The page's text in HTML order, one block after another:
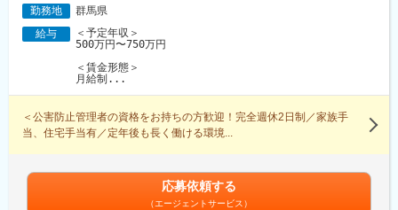
勤務地
群馬県
給与
＜予定年収＞
500万円〜750万円
＜賃金形態＞
月給制...
＜公害防止管理者の資格をお持ちの方歓迎！完全週休2日制／家族手
当、住宅手当有／定年後も長く働ける環境...
応募依頼する
（エージェントサービス）